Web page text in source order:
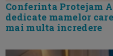
Conferinta Protejam
dedicate mamelor
mai multa incredere